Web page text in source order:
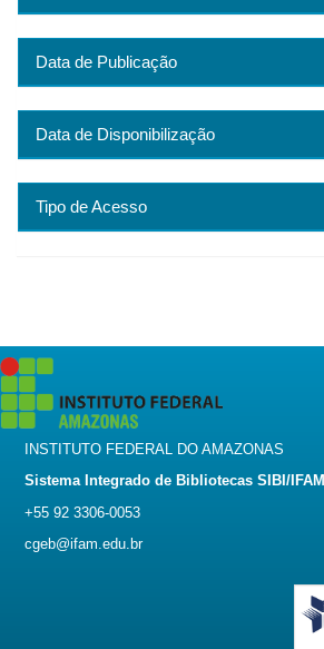
Data de Publicação
Data de Disponibilização
Tipo de Acesso
INSTITUTO FEDERAL DO AMAZONAS
Sistema Integrado de Bibliotecas SIBI/IFAM
+55 92 3306-0053
cgeb@ifam.edu.br